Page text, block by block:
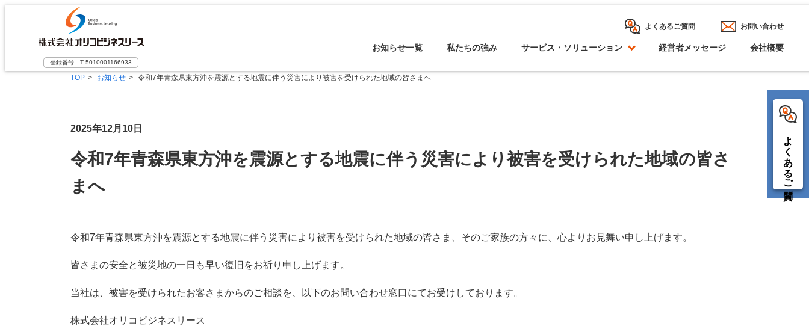
登録番号 T‐5010001166933
よくあるご質問 お問い合わせ
お知らせ一覧 私たちの強み サービス・ソリューション 経営者メッセージ 会社概要
TOP お知らせ 令和7年青森県東方沖を震源とする地震に伴う災害により被害を受けられた地域の皆さまへ
2025年12月10日
令和7年青森県東方沖を震源とする地震に伴う災害により被害を受けられた地域の皆さ
まへ
令和7年青森県東方沖を震源とする地震に伴う災害により被害を受けられた地域の皆さま、そのご家族の方々に、心よりお見舞い申し上げます。
皆さまの安全と被災地の一日も早い復旧をお祈り申し上げます。
当社は、被害を受けられたお客さまからのご相談を、以下のお問い合わせ窓口にてお受けしております。
株式会社オリコビジネスリース
よくあるご質問